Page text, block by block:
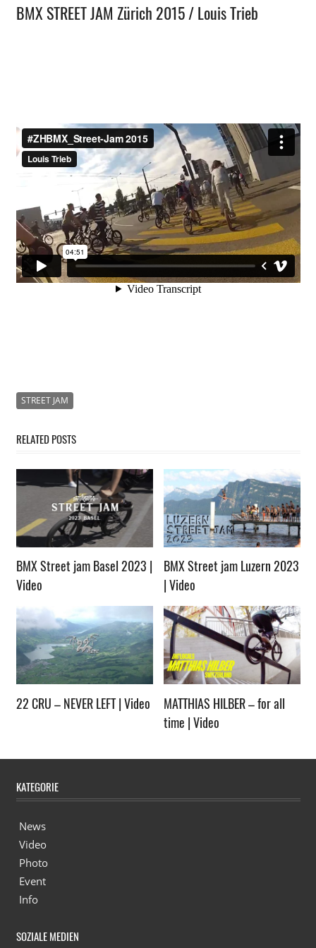
BMX STREET JAM Zürich 2015 / Louis Trieb
STREET JAM
RELATED POSTS
BMX Street jam Basel 2023 |
Video
BMX Street jam Luzern 2023
| Video
22 CRU – NEVER LEFT | Video
MATTHIAS HILBER – for all
time | Video
KATEGORIE
News
Video
Photo
Event
Info
SOZIALE MEDIEN